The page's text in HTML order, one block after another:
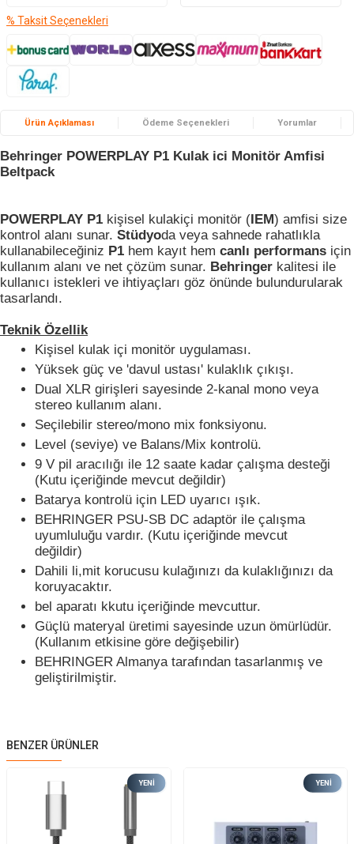
% Taksit Seçenekleri
Ürün Açıklaması Ödeme Seçenekleri Yorumlar
Behringer POWERPLAY P1 Kulak ici Monitör Amfisi
Beltpack
POWERPLAY P1 kişisel kulakiçi monitör (IEM) amfisi size
kontrol alanı sunar. Stüdyoda veya sahnede rahatlıkla
kullanabileceğiniz P1 hem kayıt hem canlı performans için
kullanım alanı ve net çözüm sunar. Behringer kalitesi ile
kullanıcı istekleri ve ihtiyaçları göz önünde bulundurularak
tasarlandı.
Teknik Özellik
Kişisel kulak içi monitör uygulaması.
Yüksek güç ve 'davul ustası' kulaklık çıkışı.
Dual XLR girişleri sayesinde 2-kanal mono veya
stereo kullanım alanı.
Seçilebilir stereo/mono mix fonksiyonu.
Level (seviye) ve Balans/Mix kontrolü.
9 V pil aracılığı ile 12 saate kadar çalışma desteği
(Kutu içeriğinde mevcut değildir)
Batarya kontrolü için LED uyarıcı ışık.
BEHRINGER PSU-SB DC adaptör ile çalışma
uyumluluğu vardır. (Kutu içeriğinde mevcut
değildir)
Dahili li,mit korucusu kulağınızı da kulaklığınızı da
koruyacaktır.
bel aparatı kkutu içeriğinde mevcuttur.
Güçlü materyal üretimi sayesinde uzun ömürlüdür.
(Kullanım etkisine göre değişebilir)
BEHRINGER Almanya tarafından tasarlanmış ve
geliştirilmiştir.
BENZER ÜRÜNLER
YENI YENI